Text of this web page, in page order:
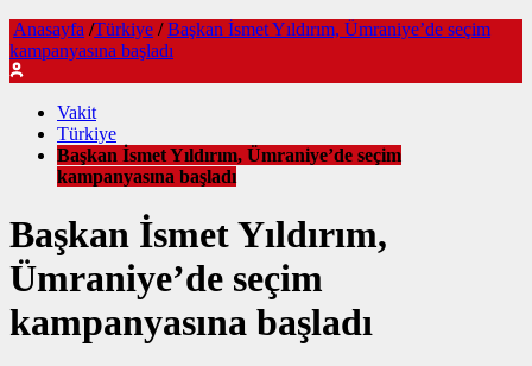
Anasayfa /Türkiye / Başkan İsmet Yıldırım, Ümraniye’de seçim
kampanyasına başladı
Vakit
Türkiye
Başkan İsmet Yıldırım, Ümraniye’de seçim
kampanyasına başladı
Başkan İsmet Yıldırım,
Ümraniye’de seçim
kampanyasına başladı